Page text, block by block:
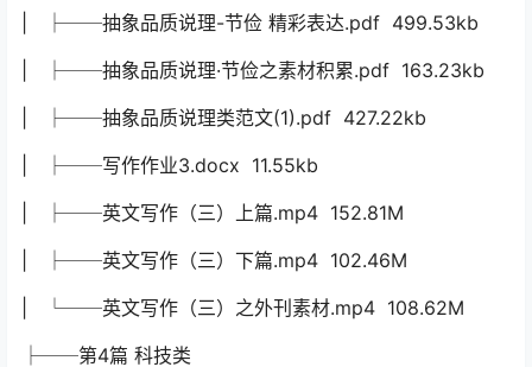
| ├──抽象品质说理-节俭 精彩表达.pdf 499.53kb
| ├──抽象品质说理·节俭之素材积累.pdf 163.23kb
| ├──抽象品质说理类范文(1).pdf 427.22kb
| ├──写作作业3.docx 11.55kb
| ├──英文写作（三）上篇.mp4 152.81M
| ├──英文写作（三）下篇.mp4 102.46M
| └──英文写作（三）之外刊素材.mp4 108.62M
├──第4篇 科技类